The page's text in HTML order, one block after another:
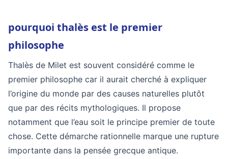
pourquoi thalès est le premier
philosophe
Thalès de Milet est souvent considéré comme le
premier philosophe car il aurait cherché à expliquer
l’origine du monde par des causes naturelles plutôt
que par des récits mythologiques. Il propose
notamment que l’eau soit le principe premier de toute
chose. Cette démarche rationnelle marque une rupture
importante dans la pensée grecque antique.